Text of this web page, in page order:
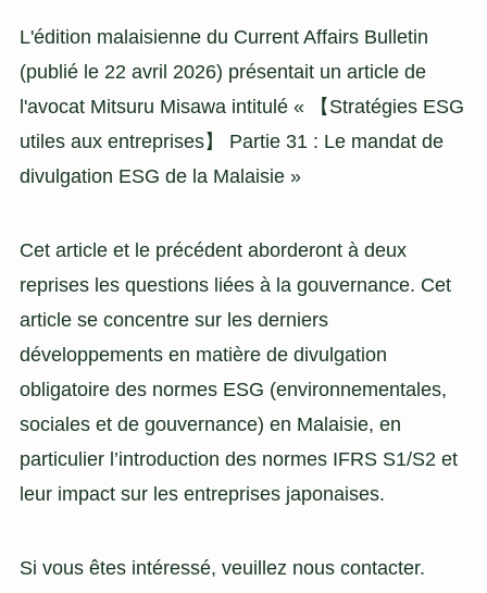
L'édition malaisienne du Current Affairs Bulletin
(publié le 22 avril 2026) présentait un article de
l'avocat Mitsuru Misawa intitulé « 【Stratégies ESG
utiles aux entreprises】 Partie 31 : Le mandat de
divulgation ESG de la Malaisie »
Cet article et le précédent aborderont à deux
reprises les questions liées à la gouvernance. Cet
article se concentre sur les derniers
développements en matière de divulgation
obligatoire des normes ESG (environnementales,
sociales et de gouvernance) en Malaisie, en
particulier l’introduction des normes IFRS S1/S2 et
leur impact sur les entreprises japonaises.
Si vous êtes intéressé, veuillez nous contacter.